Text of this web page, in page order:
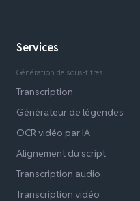
Services
Génération de sous-titres
Transcription
Générateur de légendes
OCR vidéo par IA
Alignement du script
Transcription audio
Transcription vidéo